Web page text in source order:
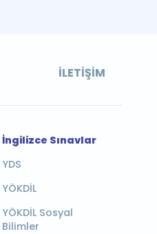
İLETIŞIM
İngilizce Sınavlar
YDS
YÖKDİL
YÖKDİL Sosyal
Bilimler